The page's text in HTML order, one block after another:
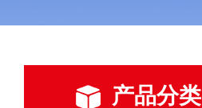
产品分类